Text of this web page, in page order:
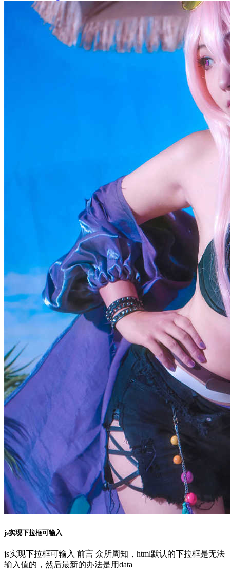
js实现下拉框可输入
js实现下拉框可输入 前言 众所周知，html默认的下拉框是无法
输入值的，然后最新的办法是用data